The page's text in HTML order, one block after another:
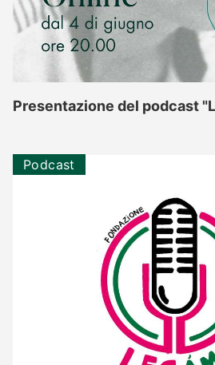
Presentazione del podcast
Podcast